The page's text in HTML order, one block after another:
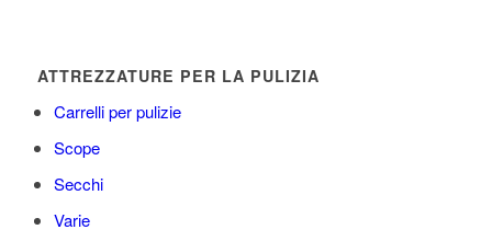
ATTREZZATURE PER LA PULIZIA
Carrelli per pulizie
Scope
Secchi
Varie